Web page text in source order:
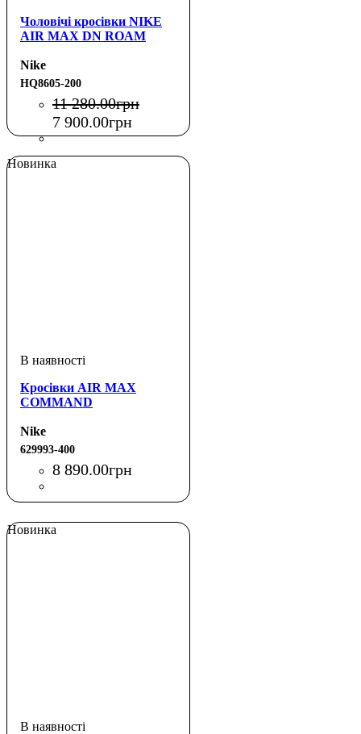
Чоловічі кросівки NIKE
AIR MAX DN ROAM
Nike
HQ8605-200
11 280.00грн
7 900.00грн
Новинка
Кросівки AIR MAX
COMMAND
Nike
629993-400
8 890.00грн
Новинка